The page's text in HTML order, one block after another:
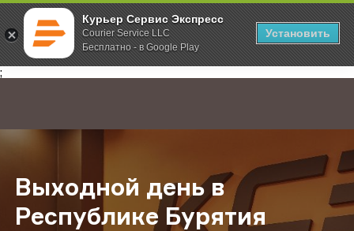
Курьер Сервис Экспресс
Courier Service LLC
Бесплатно - в Google Play
Установить
;
Главная О компании Новости Выходной день в Республике
Выходной день в
Республике Бурятия